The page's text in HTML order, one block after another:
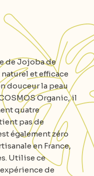
de Jojoba de
et efficace
douceur la peau
Organic, il
quatre
pas de
également zéro
en France,
Utilise ce
de